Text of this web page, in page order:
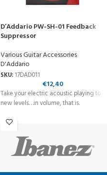
D’Addario PW-SH-01 Feedback
Suppressor
Various Guitar Accessories
D'Addario
SKU: 17DAD011
€12,40
Take your electric acoustic playing to
new levels…in volume, that is.